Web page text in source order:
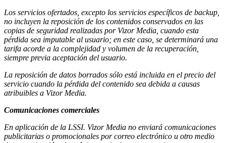
Los servicios ofertados, excepto los servicios específicos de backup,
no incluyen la reposición de los contenidos conservados en las
copias de seguridad realizadas por Vizor Media, cuando esta
pérdida sea imputable al usuario; en este caso, se determinará una
tarifa acorde a la complejidad y volumen de la recuperación,
siempre previa aceptación del usuario.
La reposición de datos borrados sólo está incluida en el precio del
servicio cuando la pérdida del contenido sea debida a causas
atribuibles a Vizor Media.
Comunicaciones comerciales
En aplicación de la LSSI. Vizor Media no enviará comunicaciones
publicitarias o promocionales por correo electrónico u otro medio